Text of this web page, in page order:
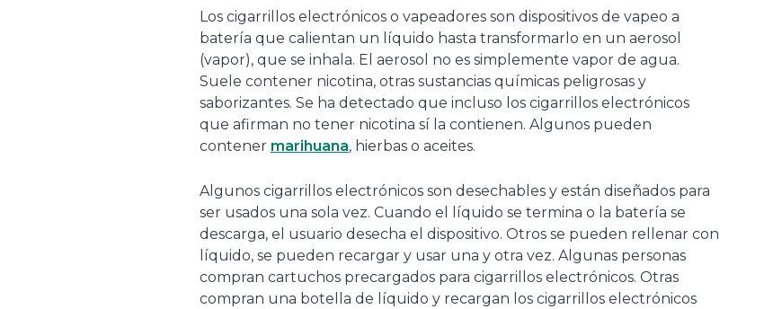
Los cigarrillos electrónicos o vapeadores son dispositivos de vapeo a
batería que calientan un líquido hasta transformarlo en un aerosol
(vapor), que se inhala. El aerosol no es simplemente vapor de agua.
Suele contener nicotina, otras sustancias químicas peligrosas y
saborizantes. Se ha detectado que incluso los cigarrillos electrónicos
que afirman no tener nicotina sí la contienen. Algunos pueden
contener marihuana, hierbas o aceites.
Algunos cigarrillos electrónicos son desechables y están diseñados para
ser usados una sola vez. Cuando el líquido se termina o la batería se
descarga, el usuario desecha el dispositivo. Otros se pueden rellenar con
líquido, se pueden recargar y usar una y otra vez. Algunas personas
compran cartuchos precargados para cigarrillos electrónicos. Otras
compran una botella de líquido y recargan los cigarrillos electrónicos